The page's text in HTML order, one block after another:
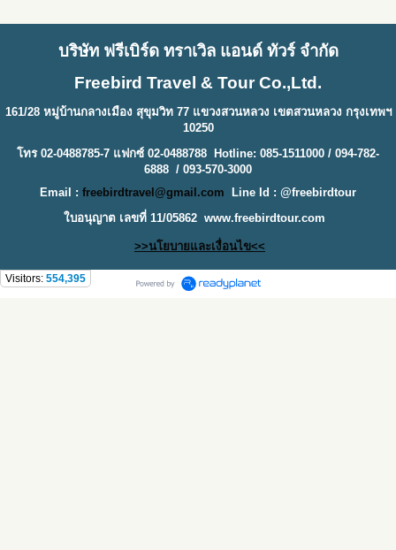
บริษัท ฟรีเบิร์ด ทราเวิล แอนด์ ทัวร์ จำกัด
Freebird Travel & Tour Co.,Ltd.
161/28 หมู่บ้านกลางเมือง สุขุมวิท 77 แขวงสวนหลวง เขตสวนหลวง กรุงเทพฯ
10250
โทร 02-0488785-7 แฟกซ์ 02-0488788 Hotline: 085-1511000 / 094-782-
6888 / 093-570-3000
Email : freebirdtravel@gmail.com
Line Id : @freebirdtour
ใบอนุญาต เลขที่ 11/05862 www.freebirdtour.com
>>นโยบายและเงื่อนไข<<
Visitors: 554,395